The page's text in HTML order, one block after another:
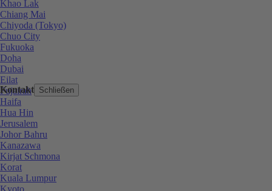
Kontakt Schließen
Khao Lak
Chiang Mai
Chiyoda (Tokyo)
Chuo City
Fukuoka
Doha
Dubai
Eilat
Fujairah
Haifa
Hua Hin
Jerusalem
Johor Bahru
Kanazawa
Kirjat Schmona
Korat
Kuala Lumpur
Kyoto